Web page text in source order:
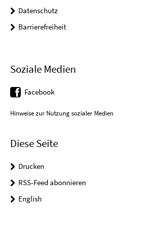
Datenschutz
Barrierefreiheit
Soziale Medien
Facebook
Hinweise zur Nutzung sozialer Medien
Diese Seite
Drucken
RSS-Feed abonnieren
English